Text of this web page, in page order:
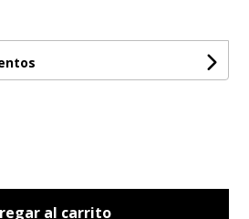
al carrito